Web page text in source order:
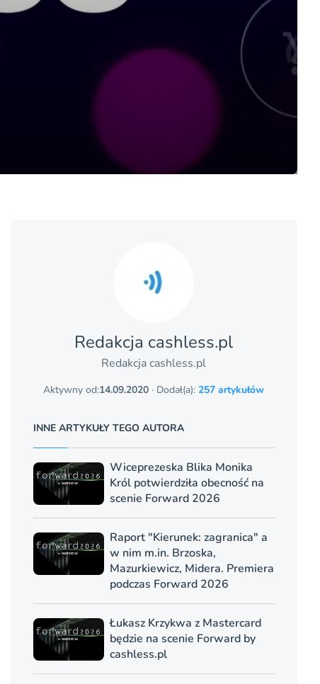
Redakcja cashless.pl
Redakcja cashless.pl
Aktywny od:14.09.2020 · Dodał(a):257 artykułów
INNE ARTYKUŁY TEGO AUTORA
Wiceprezeska Blika Monika
Król potwierdziła obecność na
scenie Forward 2026
Raport "Kierunek: zagranica" a
w nim m.in. Brzoska,
Mazurkiewicz, Midera. Premiera
podczas Forward 2026
Łukasz Krzykwa z Mastercard
będzie na scenie Forward by
cashless.pl